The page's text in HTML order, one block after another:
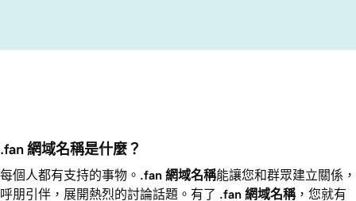
.fan 網域名稱是什麼？
每個人都有支持的事物。 .fan 網域名稱能讓您和群眾建立關係，
呼朋引伴，展開熱烈的討論話題。有了 .fan 網域名稱，您就有